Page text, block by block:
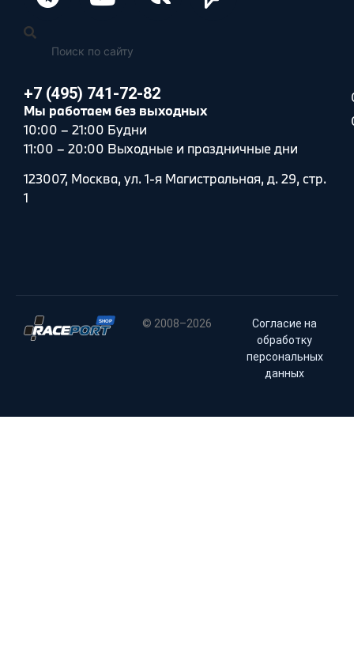
+7 (495) 741-72-82
Мы работаем без выходных
10:00 – 21:00 Будни
11:00 – 20:00 Выходные и праздничные дни
123007, Москва, ул. 1-я Магистральная, д. 29, стр.
1
© 2008–2026
Согласие на
обработку
персональных
данных